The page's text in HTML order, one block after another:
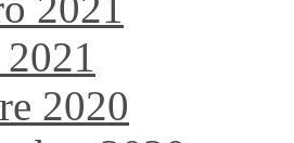
2020